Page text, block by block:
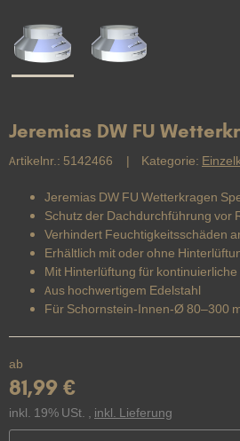
Jeremias DW FU
Artikelnr.: 5142466 Kategorie:
Jeremias DW FU Wetterkragen
Schutz der Dachdurchführung vor
Verhindert Feuchtigkeitsschäden
Erhältlich mit oder ohne
Mit Hinterlüftung für kontinuierliche
Aus hochwertigem Edelstahl
Für Schornstein-Innen-Ø 80–300
ab
81,99 €
inkl. 19% USt. , inkl. Lieferung